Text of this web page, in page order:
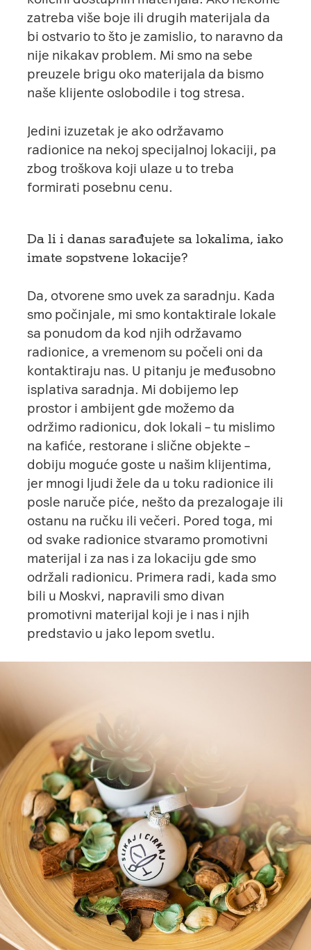
zatreba više boje ili drugih materijala da
bi ostvario to što je zamislio, to naravno da
nije nikakav problem. Mi smo na sebe
preuzele brigu oko materijala da bismo
naše klijente oslobodile i tog stresa.
Jedini izuzetak je ako održavamo
radionice na nekoj specijalnoj lokaciji, pa
zbog troškova koji ulaze u to treba
formirati posebnu cenu.
Da li i danas sarađujete sa lokalima, iako
imate sopstvene lokacije?
Da, otvorene smo uvek za saradnju. Kada
smo počinjale, mi smo kontaktirale lokale
sa ponudom da kod njih održavamo
radionice, a vremenom su počeli oni da
kontaktiraju nas. U pitanju je međusobno
isplativa saradnja. Mi dobijemo lep
prostor i ambijent gde možemo da
održimo radionicu, dok lokali – tu mislimo
na kafiće, restorane i slične objekte –
dobiju moguće goste u našim klijentima,
jer mnogi ljudi žele da u toku radionice ili
posle naruče piće, nešto da prezalogaje ili
ostanu na ručku ili večeri. Pored toga, mi
od svake radionice stvaramo promotivni
materijal i za nas i za lokaciju gde smo
održali radionicu. Primera radi, kada smo
bili u Moskvi, napravili smo divan
promotivni materijal koji je i nas i njih
predstavio u jako lepom svetlu.